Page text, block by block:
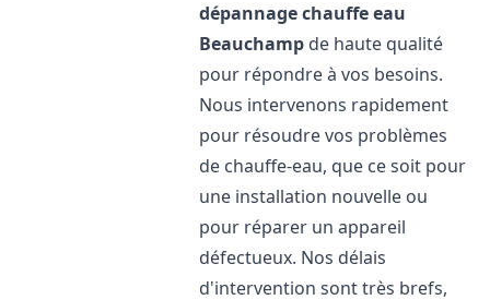
dépannage chauffe eau
Beauchamp de haute qualité
pour répondre à vos besoins.
Nous intervenons rapidement
pour résoudre vos problèmes
de chauffe-eau, que ce soit pour
une installation nouvelle ou
pour réparer un appareil
défectueux. Nos délais
d'intervention sont très brefs,